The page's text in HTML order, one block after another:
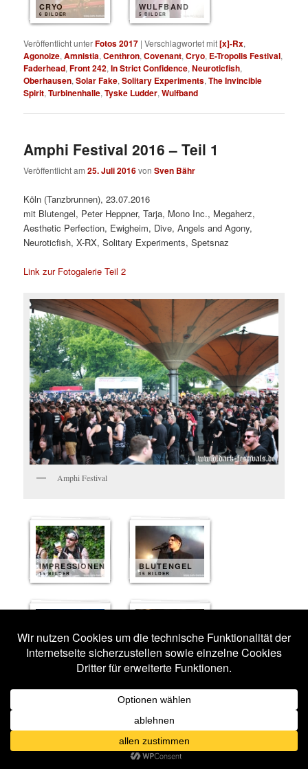
CRYO
6 BILDER
WULFBAND
5 BILDER
Veröffentlicht unterFotos 2017 |Verschlagwortet mit[x]-Rx,
Agonoize,Amnistia,Centhron,Covenant,Cryo, E-Tropolis Festival,
Faderhead,Front 242,In Strict Confidence,Neuroticfish,
Oberhausen,Solar Fake,Solitary Experiments,The Invincible
Spirit,Turbinenhalle,Tyske Ludder,Wulfband
Amphi Festival 2016 – Teil 1
Veröffentlicht am25. Juli 2016vonSven Bähr
Köln (Tanzbrunnen), 23.07.2016
mit Blutengel, Peter Heppner, Tarja, Mono Inc., Megaherz,
Aesthetic Perfection, Ewigheim, Dive, Angels and Agony,
Neuroticfish, X-RX, Solitary Experiments, Spetsnaz
Link zur Fotogalerie Teil 2
Amphi Festival
IMPRESSIONEN
15 BILDER
BLUTENGEL
15 BILDER
PETER
HEPPNER
14 BILDER
TARJA
14 BILDER
MONO INC. MEGAHERZ
11 BILDER